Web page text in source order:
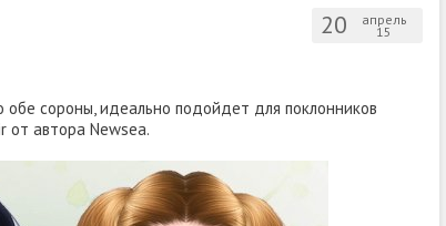
20 апрель
15
сороны, идеально подойдет для поклонников
от автора Newsea.